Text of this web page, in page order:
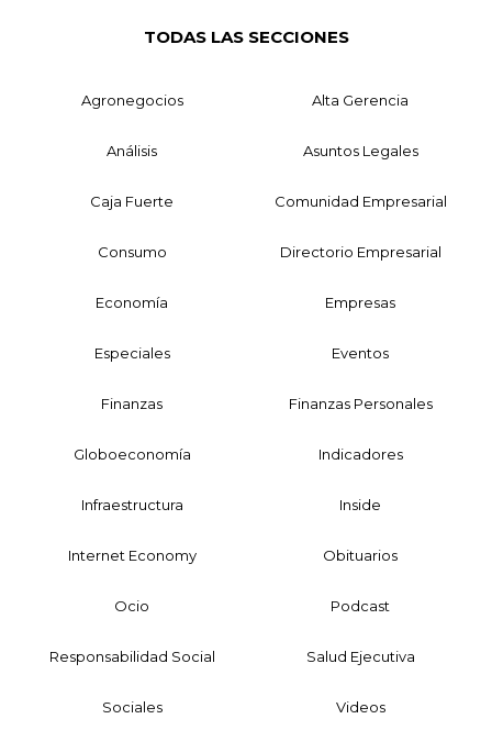
TODAS LAS SECCIONES
Agronegocios Alta Gerencia
Análisis Asuntos Legales
Caja Fuerte Comunidad Empresarial
Consumo Directorio Empresarial
Economía Empresas
Especiales Eventos
Finanzas Finanzas Personales
Globoeconomía Indicadores
Infraestructura Inside
Internet Economy Obituarios
Ocio Podcast
Responsabilidad Social Salud Ejecutiva
Sociales Videos